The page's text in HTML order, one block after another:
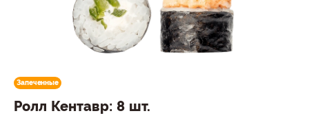
Запеченные
Ролл Кентавр: 8 шт.